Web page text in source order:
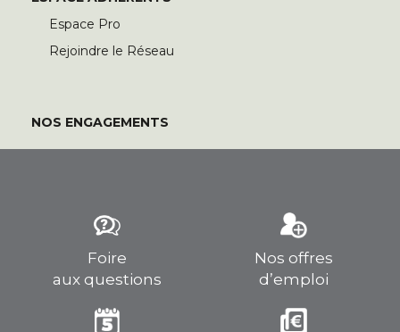
Espace Pro
Rejoindre le Réseau
NOS ENGAGEMENTS
Foire
aux questions
Nos offres
d’emploi